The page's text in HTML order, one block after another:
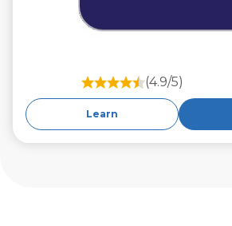
(4.9/5)
Learn